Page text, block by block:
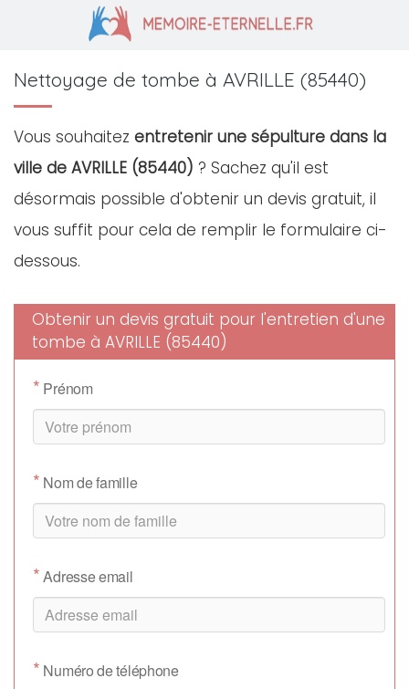
Nettoyage de tombe à AVRILLE (85440)
Vous souhaitez entretenir une sépulture dans la
ville de AVRILLE (85440) ? Sachez qu'il est
désormais possible d'obtenir un devis gratuit, il
vous suffit pour cela de remplir le formulaire ci-
dessous.
Obtenir un devis gratuit pour l'entretien d'une
tombe à AVRILLE (85440)
* Prénom
* Nom de famille
*Adresse email
* Numéro de téléphone